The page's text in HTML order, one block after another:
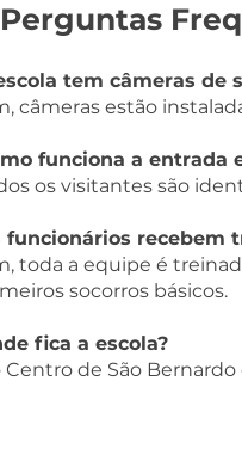
Perguntas
tem câmeras de
câmeras estão
funciona a entrada
os visitantes são
funcionários recebem
toda a equipe é
socorros básicos.
fica a escola?
Centro de São